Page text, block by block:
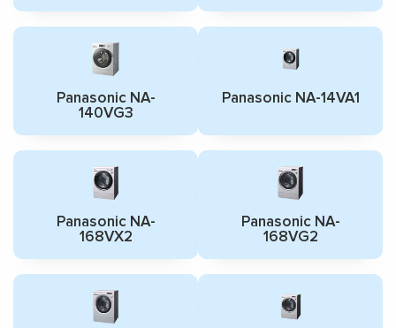
Panasonic NA-
140VG3
Panasonic NA-14VA1
Panasonic NA-
168VX2
Panasonic NA-
168VG2